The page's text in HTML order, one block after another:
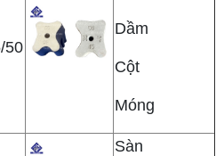
50
Dầm
Cột
Móng
Sàn